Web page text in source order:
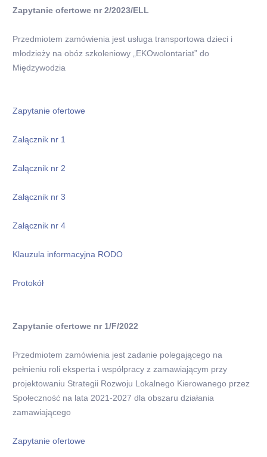
Zapytanie ofertowe nr 2/2023/ELL
Przedmiotem zamówienia jest usługa transportowa dzieci i
młodzieży na obóz szkoleniowy „EKOwolontariat” do
Międzywodzia
Zapytanie ofertowe
Załącznik nr 1
Załącznik nr 2
Załącznik nr 3
Załącznik nr 4
Klauzula informacyjna RODO
Protokół
Zapytanie ofertowe nr 1/F/2022
Przedmiotem zamówienia jest zadanie polegającego na
pełnieniu roli eksperta i współpracy z zamawiającym przy
projektowaniu Strategii Rozwoju Lokalnego Kierowanego przez
Społeczność na lata 2021-2027 dla obszaru działania
zamawiającego
Zapytanie ofertowe